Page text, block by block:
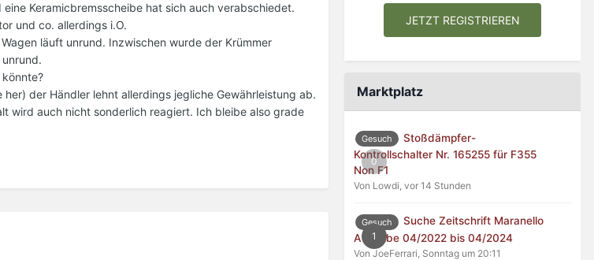
Keramicbremsscheibe hat sich auch verabschiedet.
und co. allerdings i.O.
läuft unrund. Inzwischen wurde der Krümmer
der Händler lehnt allerdings jegliche Gewährleistung ab.
wird auch nicht sonderlich reagiert. Ich bleibe also grade
JETZT REGISTRIEREN
Marktplatz
0
Gesuch
Stoßdämpfer-
Kontrollschalter Nr. 165255 für F355
Non F1
Von Lowdi, vor 14 Stunden
1
Gesuch
Suche Zeitschrift Maranello
Ausgabe 04/2022 bis 04/2024
Von JoeFerrari, Sonntag um 20:11